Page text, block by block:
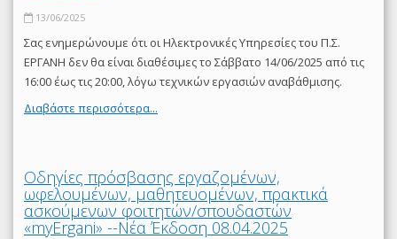
13/06/2025
Σας ενημερώνουμε ότι οι Ηλεκτρονικές Υπηρεσίες του Π.Σ.
ΕΡΓΑΝΗ δεν θα είναι διαθέσιμες το Σάββατο 14/06/2025 από τις
16:00 έως τις 20:00, λόγω τεχνικών εργασιών αναβάθμισης.
Διαβάστε περισσότερα...
Οδηγίες πρόσβασης εργαζομένων,
ωφελουμένων, μαθητευομένων, πρακτικά
ασκούμενων φοιτητών/σπουδαστών
«myErgani» --Νέα Έκδοση 08.04.2025